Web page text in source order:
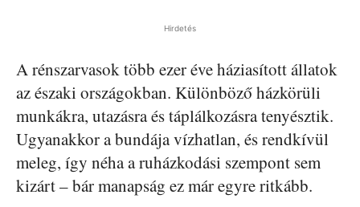
Hirdetés
A rénszarvasok több ezer éve háziasított állatok
az északi országokban. Különböző házkörüli
munkákra, utazásra és táplálkozásra tenyésztik.
Ugyanakkor a bundája vízhatlan, és rendkívül
meleg, így néha a ruházkodási szempont sem
kizárt – bár manapság ez már egyre ritkább.